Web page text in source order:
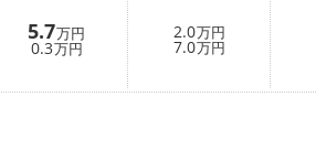
5.7万円
0.3万円
2.0万円
7.0万円